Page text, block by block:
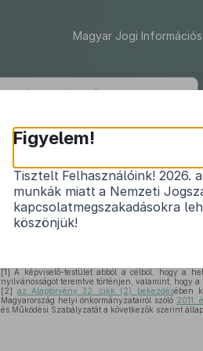
Magyar Jogi
Kunhegyes Város
a helyi önkormányzat
[1] A képviselő-testület abból a célból, hogy a
nyilvánosságot teremtve történjen, valamint, hogy
[2] az Alaptörvény 32. cikk (2) bekezdésében
Magyarország helyi önkormányzatairól szóló 2011.
és Működési Szabályzatát a következők szerint
Figyelem!
Tisztelt Felhasználóink! 2026.
munkák miatt a Nemzeti
kapcsolatmegszakadásokra
köszönjük!